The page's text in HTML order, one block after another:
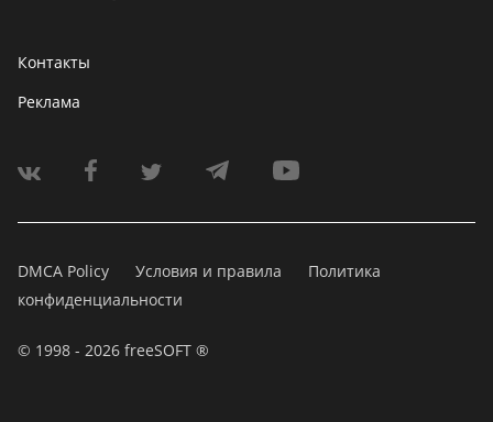
Контакты
Реклама
DMCA Policy Условия и правила
Политика
конфиденциальности
© 1998 - 2026 freeSOFT ®